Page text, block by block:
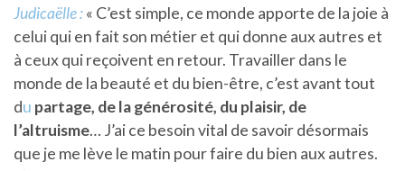
Judicaëlle :« C’est simple, ce monde apporte de la joie à
celui qui en fait son métier et qui donne aux autres et
à ceux qui reçoivent en retour. Travailler dans le
monde de la beauté et du bien-être, c’est avant tout
du partage, de la générosité, du plaisir, de
l’altruisme… J’ai ce besoin vital de savoir désormais
que je me lève le matin pour faire du bien aux autres.